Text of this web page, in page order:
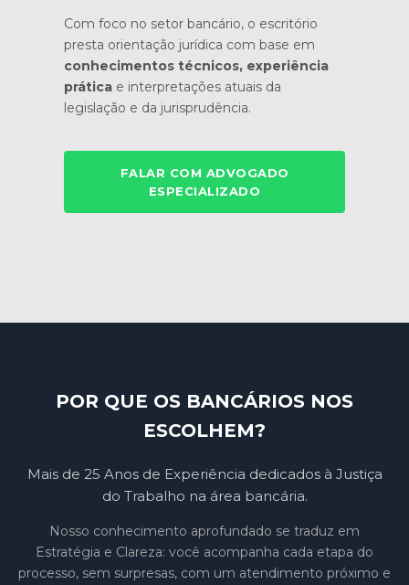
Com foco no setor bancário, o escritório
presta orientação jurídica com base em
conhecimentos técnicos, experiência
prática e interpretações atuais da
legislação e da jurisprudência.
FALAR COM ADVOGADO
ESPECIALIZADO
POR QUE OS BANCÁRIOS NOS
ESCOLHEM?
Mais de 25 Anos de Experiência dedicados à Justiça
do Trabalho na área bancária.
Nosso conhecimento aprofundado se traduz em
Estratégia e Clareza: você acompanha cada etapa do
processo, sem surpresas, com um atendimento próximo e